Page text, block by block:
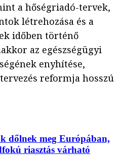
a hőségriadó-tervek,
létrehozása és a
időben történő
az egészségügyi
enyhítése,
reformja hosszú
dőlnek meg Európában,
riasztás várható